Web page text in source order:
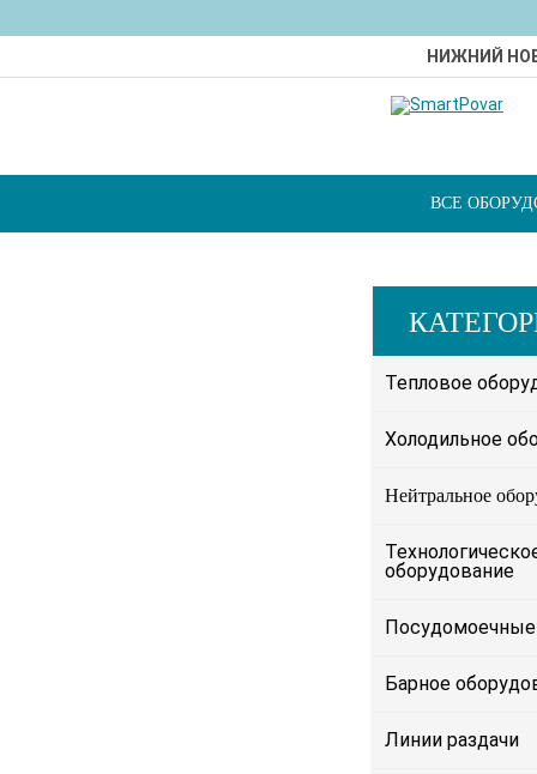
НИЖНИЙ
ВСЕ
Тепловое
Холодильное
Нейтральное
оборудование
Барное
Линии раздачи